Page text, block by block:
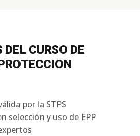
CURSO DE
por la STPS
selección y uso de EPP